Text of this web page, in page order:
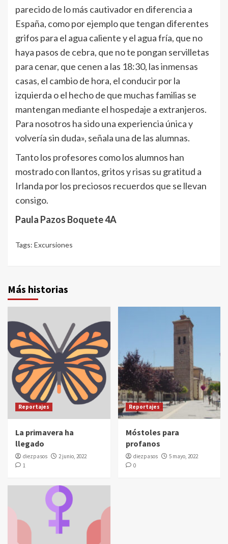
parecido de lo más cautivador en diferencia a
España, como por ejemplo que tengan diferentes
grifos para el agua caliente y el agua fría, que no
haya pasos de cebra, que no te pongan servilletas
para cenar, que cenen a las 18:30, las inmensas
casas, el cambio de hora, el conducir por la
izquierda o el hecho de que muchas familias se
mantengan mediante el hospedaje a extranjeros.
Para nosotros ha sido una experiencia única y
volvería sin duda», señala una de las alumnas.
Tanto los profesores como los alumnos han
mostrado con llantos, gritos y risas su gratitud a
Irlanda por los preciosos recuerdos que se llevan
consigo.
Paula Pazos Boquete 4A
Tags: Excursiones
Más historias
Reportajes
La primavera ha
llegado
diezpasos
2 junio, 2022
1
Reportajes
Móstoles para
profanos
diezpasos
5 mayo, 2022
0